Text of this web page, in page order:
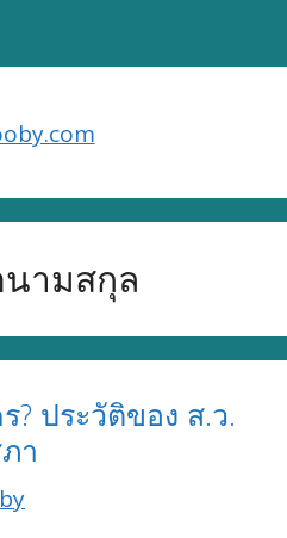
นามสกุล
? ประวัติของ ส.ว.
า